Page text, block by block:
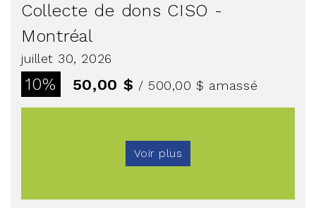
Collecte de dons CISO -
Montréal
juillet 30, 2026
10% 50,00 $ / 500,00 $ amassé
Voir plus